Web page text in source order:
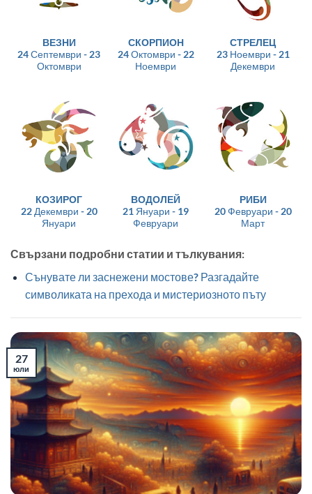
ВЕЗНИ
24 Септември - 23
Октомври
СКОРПИОН
24 Октомври - 22
Ноември
СТРЕЛЕЦ
23 Ноември - 21
Декември
КОЗИРОГ
22 Декември - 20
Януари
ВОДОЛЕЙ
21 Януари - 19
Февруари
РИБИ
20 Февруари - 20
Март
Свързани подробни статии и тълкувания:
Сънувате ли заснежени мостове? Разгадайте
символиката на прехода и мистериозното пъту
27
юли